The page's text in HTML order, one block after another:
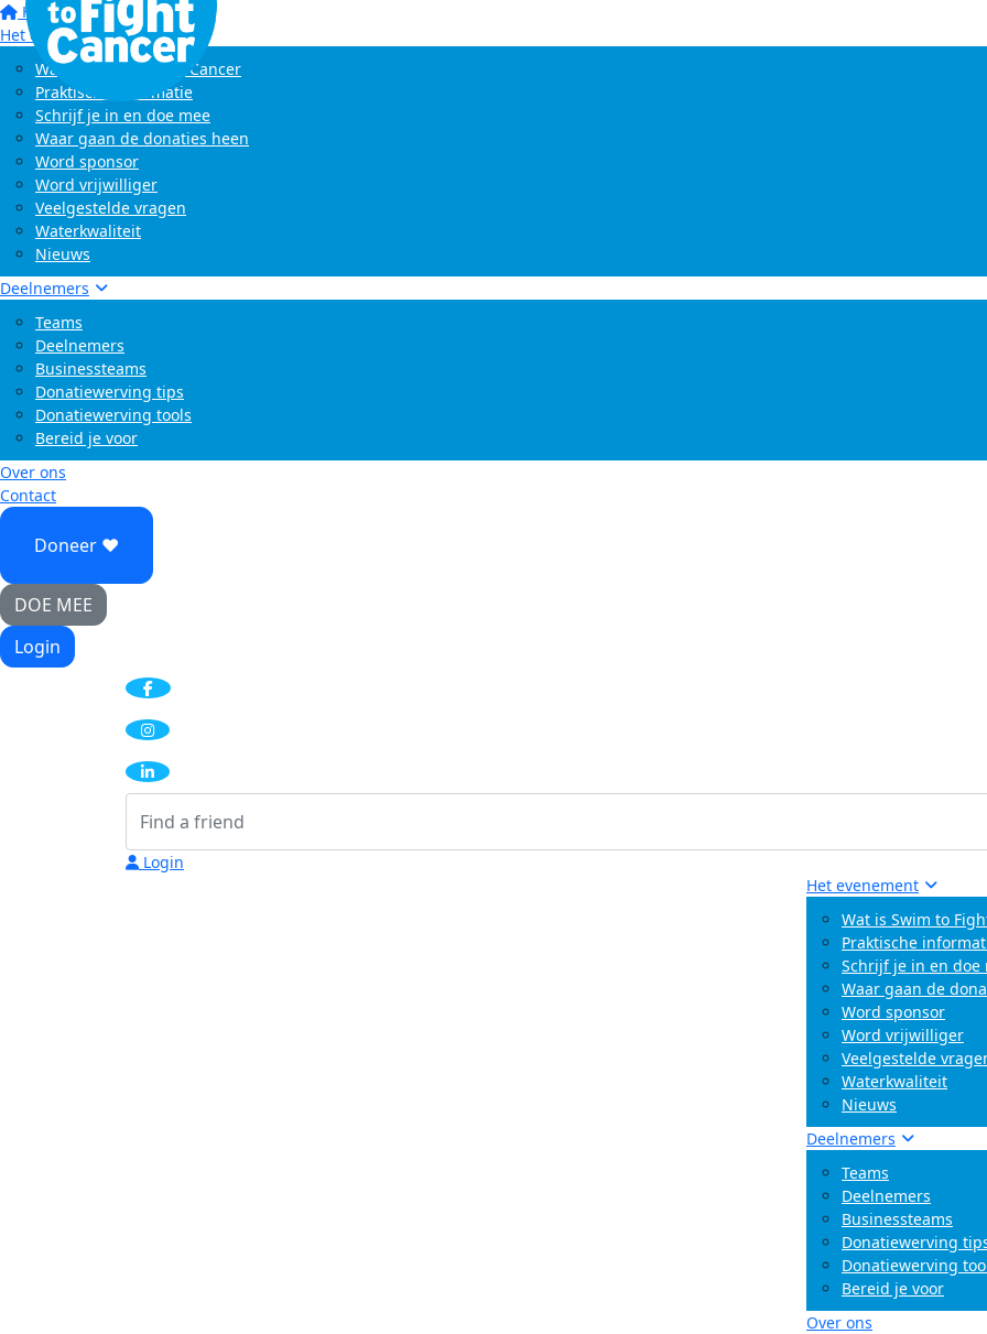
Home
Het evenement
Wat is Swim to Fight Cancer
Praktische informatie
Schrijf je in en doe mee
Waar gaan de donaties heen
Word sponsor
Word vrijwilliger
Veelgestelde vragen
Waterkwaliteit
Nieuws
Deelnemers
Teams
Deelnemers
Businessteams
Donatiewerving tips
Donatiewerving tools
Bereid je voor
Over ons
Contact
Doneer ♥
DOE MEE
Login
Login
Het evenement
Wat is Swim to
Praktische
Schrijf je in en doe
Waar gaan de
Word sponsor
Word vrijwilliger
Veelgestelde
Waterkwaliteit
Nieuws
Deelnemers
Teams
Deelnemers
Businessteams
Donatiewerving
Donatiewerving
Bereid je voor
Over ons